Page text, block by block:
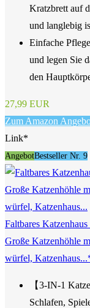
Kratzbrett auf
und langlebig
Einfache
und legen Sie
den
27,99 EUR
Zum Amazon
Link*
AngebotBestseller Nr. 9
Faltbares
Große Katzenhöhle
würfel,
【3-IN-1
Schlafen,